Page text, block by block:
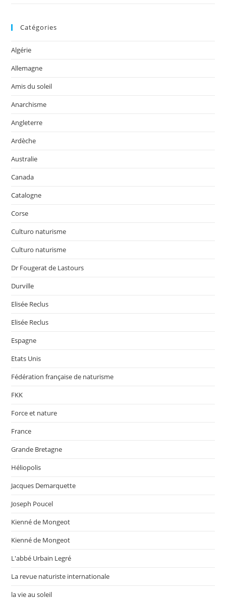
Catégories
Algérie
Allemagne
Amis du soleil
Anarchisme
Angleterre
Ardèche
Australie
Canada
Catalogne
Corse
Culturo naturisme
Culturo naturisme
Dr Fougerat de Lastours
Durville
Elisée Reclus
Elisée Reclus
Espagne
Etats Unis
Fédération française de naturisme
FKK
Force et nature
France
Grande Bretagne
Héliopolis
Jacques Demarquette
Joseph Poucel
Kienné de Mongeot
Kienné de Mongeot
L'abbé Urbain Legré
La revue naturiste internationale
la vie au soleil